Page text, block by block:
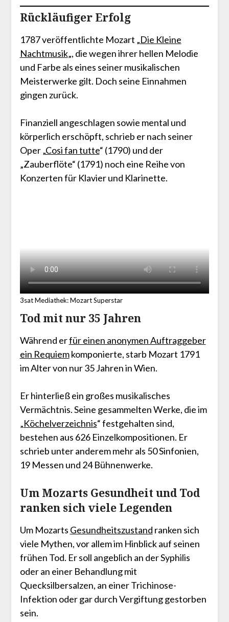
Rückläufiger Erfolg
1787 veröffentlichte Mozart „Die Kleine
Nachtmusik„, die wegen ihrer hellen Melodie
und Farbe als eines seiner musikalischen
Meisterwerke gilt. Doch seine Einnahmen
gingen zurück.
Finanziell angeschlagen sowie mental und
körperlich erschöpft, schrieb er nach seiner
Oper „Cosi fan tutte“ (1790) und der
„Zauberflöte“ (1791) noch eine Reihe von
Konzerten für Klavier und Klarinette.
3sat Mediathek: Mozart Superstar
Tod mit nur 35 Jahren
Während erfür einen anonymen Auftraggeber
ein Requiemkomponierte, starb Mozart 1791
im Alter von nur 35 Jahren in Wien.
Er hinterließ ein großes musikalisches
Vermächtnis. Seine gesammelten Werke, die im
„Köchelverzeichnis“ festgehalten sind,
bestehen aus 626 Einzelkompositionen. Er
schrieb unter anderem mehr als 50 Sinfonien,
19 Messen und 24 Bühnenwerke.
Um Mozarts Gesundheit und Tod
ranken sich viele Legenden
Um Mozarts Gesundheitszustand ranken sich
viele Mythen, vor allem im Hinblick auf seinen
frühen Tod. Er soll angeblich an der Syphilis
oder an einer Behandlung mit
Quecksilbersalzen, an einer Trichinose-
Infektion oder gar durch Vergiftung gestorben
sein.